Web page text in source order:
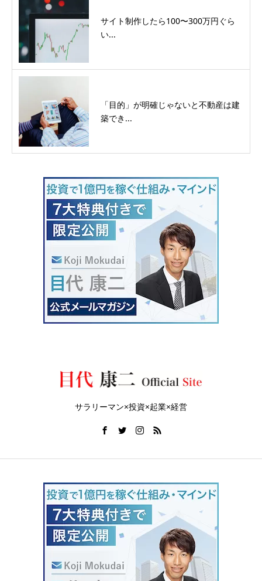
サイト制作したら100〜300万円ぐら
い...
「目的」が明確じゃないと不動産は建
築でき...
サラリーマン×投資×起業×経営